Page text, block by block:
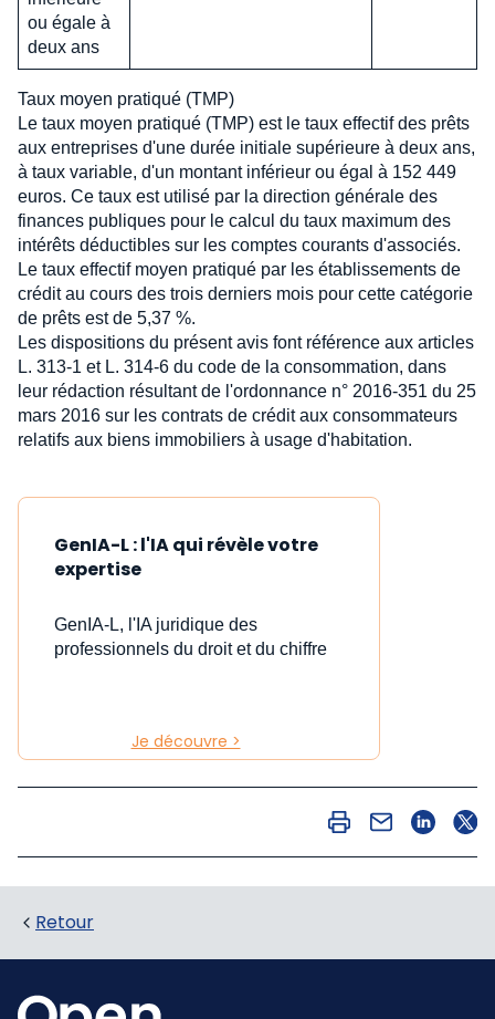
ou égale à
deux ans
Taux moyen pratiqué (TMP)
Le taux moyen pratiqué (TMP) est le taux effectif des prêts
aux entreprises d'une durée initiale supérieure à deux ans,
à taux variable, d'un montant inférieur ou égal à 152 449
euros. Ce taux est utilisé par la direction générale des
finances publiques pour le calcul du taux maximum des
intérêts déductibles sur les comptes courants d'associés.
Le taux effectif moyen pratiqué par les établissements de
crédit au cours des trois derniers mois pour cette catégorie
de prêts est de 5,37 %.
Les dispositions du présent avis font référence aux articles
L. 313-1 et L. 314-6 du code de la consommation, dans
leur rédaction résultant de l'ordonnance n° 2016-351 du 25
mars 2016 sur les contrats de crédit aux consommateurs
relatifs aux biens immobiliers à usage d'habitation.
GenIA-L : l'IA qui révèle votre
expertise
GenIA-L, l'IA juridique des
professionnels du droit et du chiffre
Je découvre >
Retour